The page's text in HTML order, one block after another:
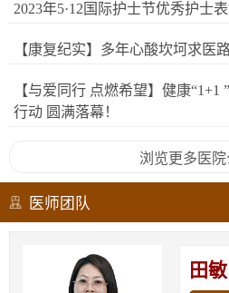
2023年5·12国际护士节优秀护士
【康复纪实】多年心酸坎坷求医
【与爱同行 点燃希望】健康
行动 圆满落幕！
浏览更多医院
医师团队
田敏